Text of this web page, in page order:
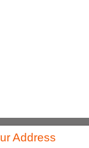
Address